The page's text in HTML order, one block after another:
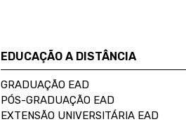
EDUCAÇÃO A DISTÂNCIA
GRADUAÇÃO EAD
PÓS-GRADUAÇÃO EAD
EXTENSÃO UNIVERSITÁRIA EAD